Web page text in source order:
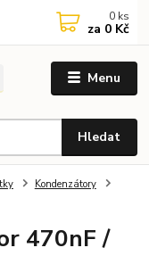
Menu
Hledat
0 ks
za 0 Kč
Kondenzátory
470nF /